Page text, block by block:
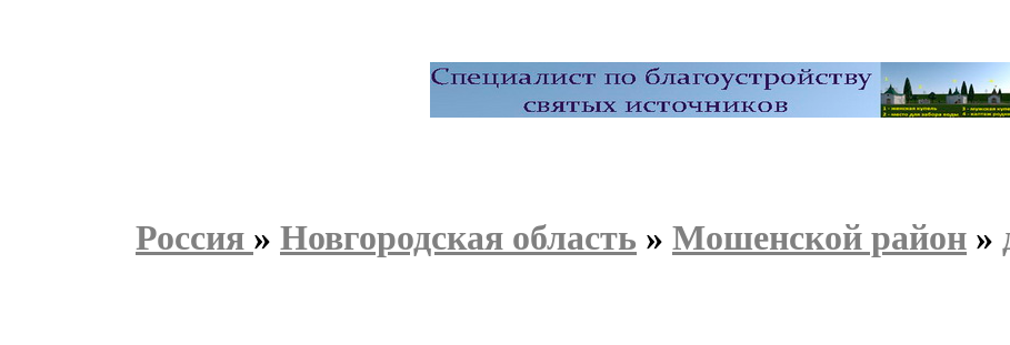
Россия » Новгородская область » Мошенской район »